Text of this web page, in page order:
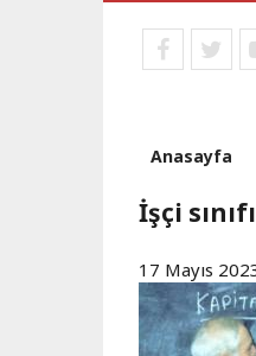
facebook
Anasayfa
İşçi
17 Mayıs